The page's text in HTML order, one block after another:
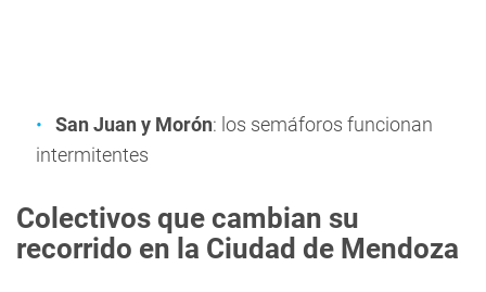
San Juan y Morón: los semáforos funcionan
intermitentes
Colectivos que cambian su
recorrido en la Ciudad de Mendoza